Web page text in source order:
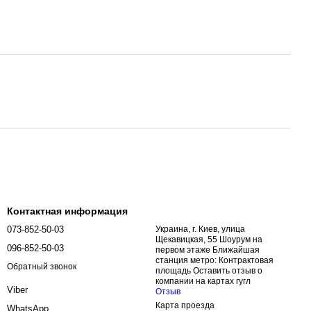
Контактная информация
073-852-50-03
096-852-50-03
Обратный звонок
Viber
WhatsApp
Украина, г. Киев, улица
Щекавицкая, 55 Шоурум на
первом этаже Ближайшая
станция метро: Контрактовая
площадь Оставить отзыв о
компании на картах гугл
Отзыв
Карта проезда